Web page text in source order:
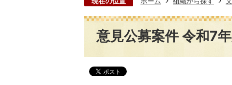
意見公募案件 令和7